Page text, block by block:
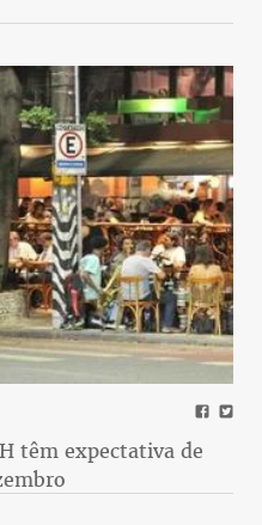
têm expectativa de